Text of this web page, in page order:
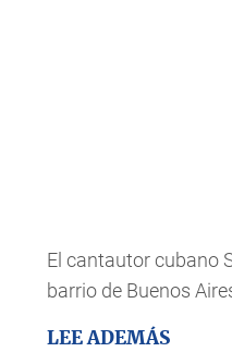
El cantautor cubano
barrio de Buenos
LEE ADEMÁS